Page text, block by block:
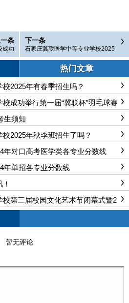
一条
成功
下一条
石家庄冀联医学中等专业学校2025
热门文章
2025年有春季招生吗？
成功举行第一届“冀联杯”羽毛球赛
生须知
2025年秋季班招生了吗？
年对口高考医学类各专业分数线
年单招各专业分数线
第三届校园文化艺术节闭幕式暨2
暂无评论